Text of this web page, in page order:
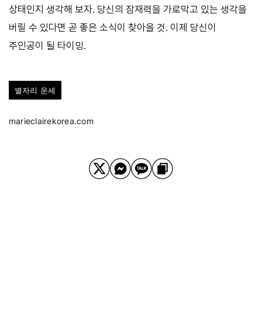
상태인지 생각해 보자. 당신의 잠재력을 가로막고 있는 생각을
버릴 수 있다면 곧 좋은 소식이 찾아올 것. 이제 당신이
주인공이 될 타이밍.
별자리 운세
marieclairekorea.com